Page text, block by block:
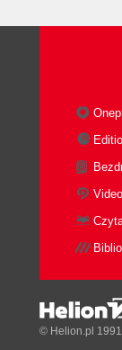
© Helion.pl